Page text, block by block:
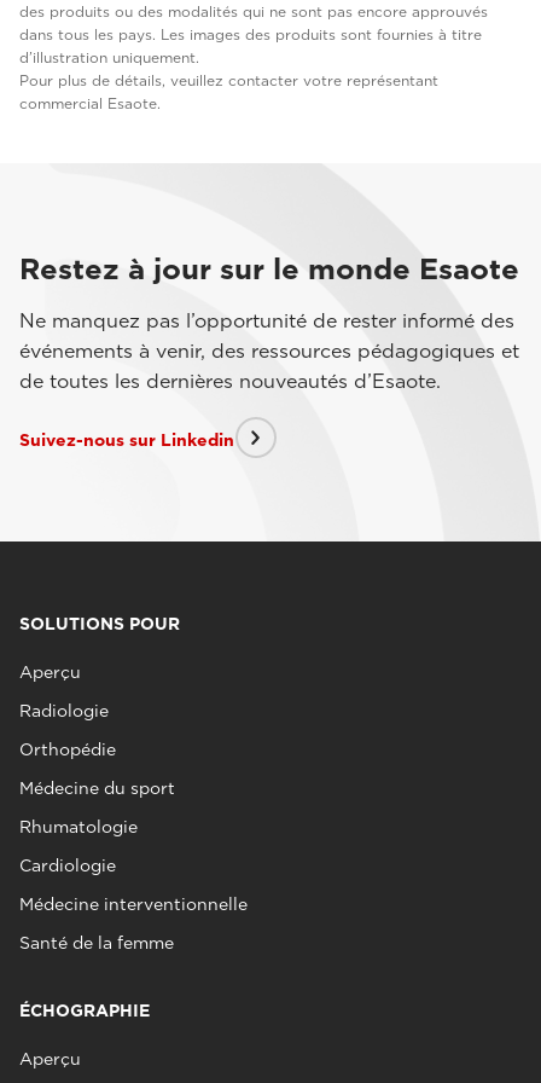
des produits ou des modalités qui ne sont pas encore approuvés
dans tous les pays. Les images des produits sont fournies à titre
d’illustration uniquement.
Pour plus de détails, veuillez contacter votre représentant
commercial Esaote.
Restez à jour sur le monde Esaote
Ne manquez pas l’opportunité de rester informé des
événements à venir, des ressources pédagogiques et
de toutes les dernières nouveautés d’Esaote.
Suivez-nous sur Linkedin
SOLUTIONS POUR
Aperçu
Radiologie
Orthopédie
Médecine du sport
Rhumatologie
Cardiologie
Médecine interventionnelle
Santé de la femme
ÉCHOGRAPHIE
Aperçu